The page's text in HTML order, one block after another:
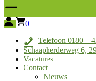
0
Telefoon 0180 –
Schaapherderweg 6,
Vacatures
Contact
Nieuws